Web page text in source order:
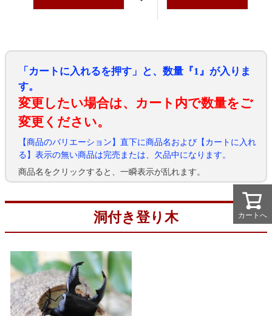
「カートに入れるを押す」と、数量『1』が入りま
す。
変更したい場合は、カート内で数量をご
変更ください。
【商品のバリエーション】直下に商品名および【カートに入れ
る】表示の無い商品は完売または、欠品中になります。
商品名をクリックすると、一瞬表示が乱れます。
洞付き登り木 カートへ
カートへ